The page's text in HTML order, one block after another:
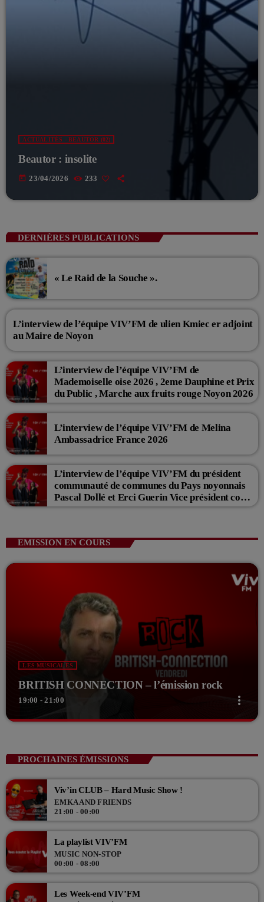
ACTUALITÉS - BEAUTOR (02)
Beautor : insolite
today 23/04/2026 233
DERNIÈRES PUBLICATIONS
« Le Raid de la Souche ».
L’interview de l’équipe VIV’FM de ulien Kmiec er adjoint
au Maire de Noyon
L’interview de l’équipe VIV’FM de
Mademoiselle oise 2026 , 2eme Dauphine et Prix
du Public , Marche aux fruits rouge Noyon 2026
L’interview de l’équipe VIV’FM de Melina
Ambassadrice France 2026
L’interview de l’équipe VIV’FM du président
communauté de communes du Pays noyonnais
Pascal Dollé et Erci Guerin Vice président com
de com
EMISSION EN COURS
LES MUSICALES
BRITISH CONNECTION – l’émission rock
19:00 - 21:00 more_vert
cette émission hebdo de pure rock ! Le vendredi soir à 19h !
PROCHAINES ÉMISSIONS
Viv’in CLUB – Hard Music Show !
EMKA AND FRIENDS
21:00 - 00:00
La playlist VIV’FM
MUSIC NON-STOP
00:00 - 08:00
Les Week-end VIV’FM